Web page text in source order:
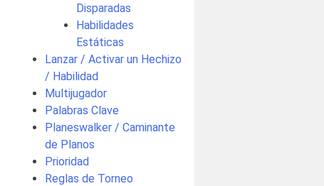
Disparadas
Habilidades
Estáticas
Lanzar / Activar un Hechizo
/ Habilidad
Multijugador
Palabras Clave
Planeswalker / Caminante
de Planos
Prioridad
Reglas de Torneo